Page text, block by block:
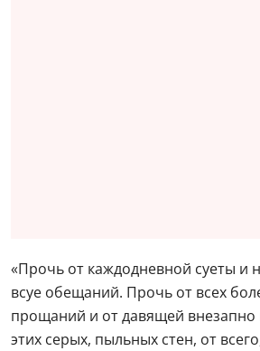
«Прочь от каждодневной суеты и
всуе обещаний. Прочь от всех
прощаний и от давящей внезапно
этих серых, пыльных стен, от